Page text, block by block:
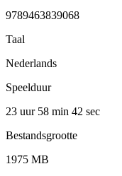
9789463839068
Taal
Nederlands
Speelduur
23 uur 58 min 42 sec
Bestandsgrootte
1975 MB